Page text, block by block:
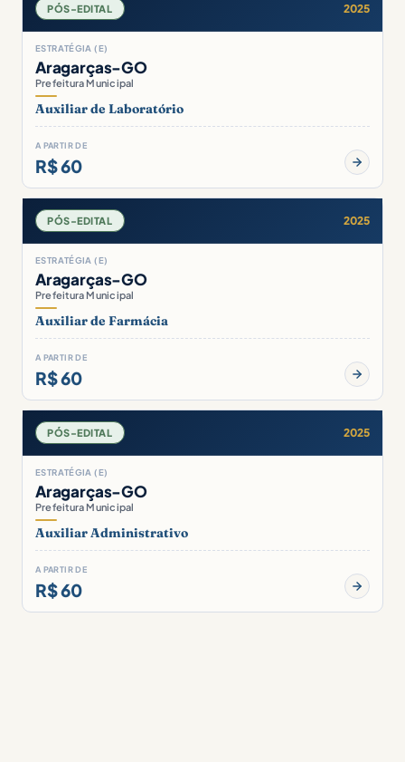
PÓS-EDITAL 2025
ESTRATÉGIA (E)
Aragarças-GO
Prefeitura Municipal
Auxiliar de Laboratório
A PARTIR DE
R$ 60
PÓS-EDITAL 2025
ESTRATÉGIA (E)
Aragarças-GO
Prefeitura Municipal
Auxiliar de Farmácia
A PARTIR DE
R$ 60
PÓS-EDITAL 2025
ESTRATÉGIA (E)
Aragarças-GO
Prefeitura Municipal
Auxiliar Administrativo
A PARTIR DE
R$ 60